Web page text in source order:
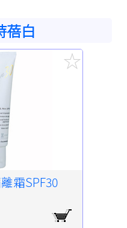
蓓白
霜SPF30